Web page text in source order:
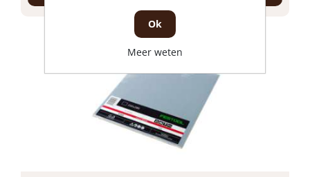
Ok
Meer weten